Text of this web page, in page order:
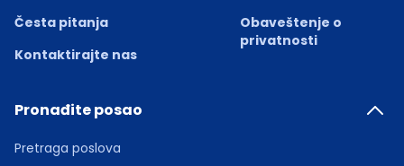
Česta pitanja
Kontaktirajte nas
Obaveštenje o
privatnosti
Pronađite posao
Pretraga poslova